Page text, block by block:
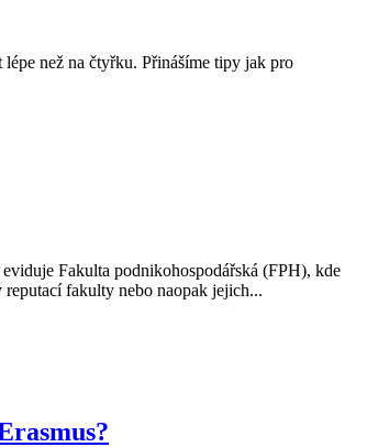
lépe než na čtyřku. Přinášíme tipy jak pro
Fakulta podnikohospodářská (FPH), kde
fakulty nebo naopak jejich...